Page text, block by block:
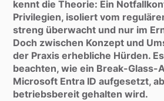
kennt die Theorie: Ein
Privilegien, isoliert vom
streng überwacht und nur im
Doch zwischen Konzept und
der Praxis erhebliche Hürden.
beachten, wie ein Break-Glass-
Microsoft Entra ID aufgesetzt,
betriebsbereit gehalten wird.